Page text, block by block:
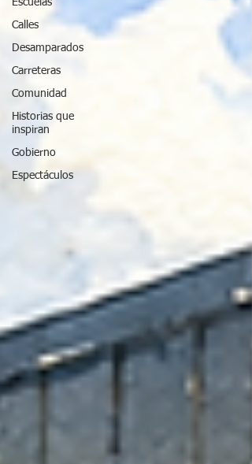
Escuelas
Calles
Desamparados
Carreteras
Comunidad
Historias que
inspiran
Gobierno
Espectáculos